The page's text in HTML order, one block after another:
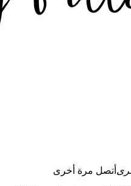
أتصل مرة أخرى